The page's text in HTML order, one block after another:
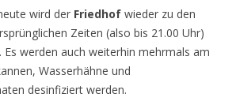
wird der Friedhof wieder zu den
Zeiten (also bis 21.00 Uhr)
Es werden auch weiterhin mehrmals am
Wasserhähne und
desinfiziert werden.